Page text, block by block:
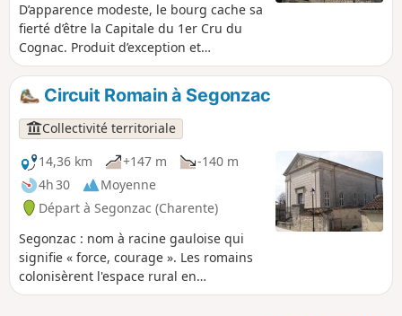
D’apparence modeste, le bourg cache sa
fierté d’être la Capitale du 1er Cru du
Cognac. Produit d’exception et
emblématique, le Cognac de Grande
Champagne est labellisé « Site
Remarquable du Goût ». Segonzac,
« commune où il fait bon vivre » est
aussi la 1ère ville française labellisée
« Cittaslow ».
Circuit Romain à Segonzac
Collectivité territoriale
14,36 km
+147 m
-140 m
4h 30
Moyenne
Départ à Segonzac (Charente)
Segonzac : nom à racine gauloise qui
signifie « force, courage ». Les romains
colonisèrent l'espace rural en
implantant des villas, anéanties lors des